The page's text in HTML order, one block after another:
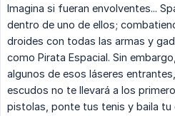
Imagina si fueran envolventes...
dentro de uno de ellos;
droides con todas las armas y
como Pirata Espacial. Sin
algunos de esos láseres
escudos no te llevará a los
pistolas, ponte tus tenis y baila tu